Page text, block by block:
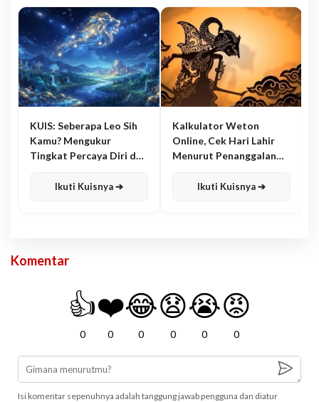
KUIS: Seberapa Leo Sih
Kamu? Mengukur
Tingkat Percaya Diri dan
Ikuti Kuisnya ➔
Kalkulator Weton
Online, Cek Hari Lahir
Menurut Penanggalan
Ikuti Kuisnya ➔
Komentar
👍
0
❤️
0
😂
0
😧
0
😭
0
😡
0
Isi komentar sepenuhnya adalah tanggung jawab pengguna dan diatur